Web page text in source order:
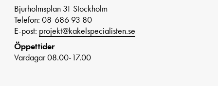
Bjurholmsplan 31 Stockholm
Telefon: 08-686 93 80
E-post: projekt@kakelspecialisten.se
Öppettider
Vardagar 08.00-17.00